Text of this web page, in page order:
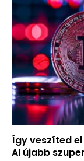
Így veszíted
AI újabb